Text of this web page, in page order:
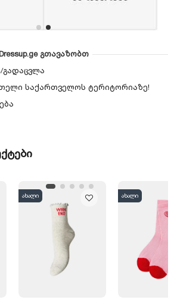
გთავაზობთ
საქართველოს ტერიტორიაზე!
ახალი ახალი